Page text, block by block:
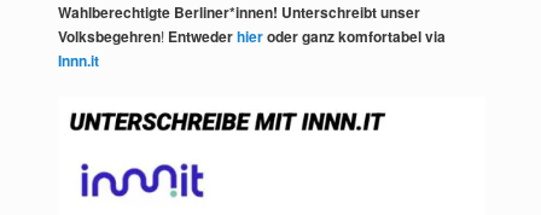
Wahlberechtigte Berliner*innen! Unterschreibt unser
Volksbegehren! Entwederhieroder ganz komfortabel via
Innn.it